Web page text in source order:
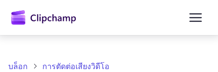
เนื้อหา
หลัก
บล็อก การตัดต่อเสียงวิดีโอ